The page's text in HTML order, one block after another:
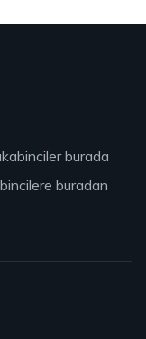
burada
buradan